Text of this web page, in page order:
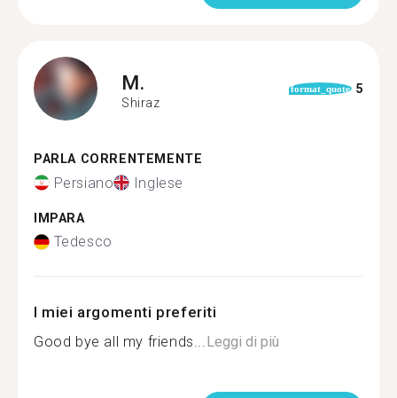
M.
Shiraz
format_quote 5
PARLA CORRENTEMENTE
Persiano Inglese
IMPARA
Tedesco
I miei argomenti preferiti
Good bye all my friends...Leggi di più